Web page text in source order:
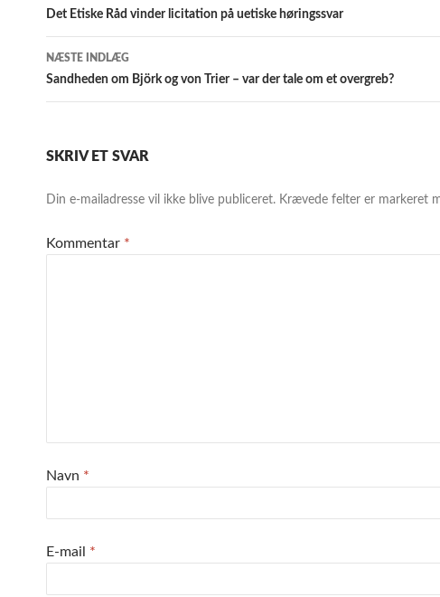
Det Etiske Råd vinder licitation på uetiske høringssvar
NÆSTE INDLÆG
Sandheden om Björk og von Trier – var der tale om et overgreb?
SKRIV ET SVAR
Din e-mailadresse vil ikke blive publiceret. Krævede felter er markeret
Kommentar *
Navn *
E-mail *